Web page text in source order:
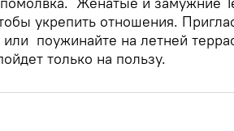
укрепить отношения.
поужинайте на летней
только на пользу.